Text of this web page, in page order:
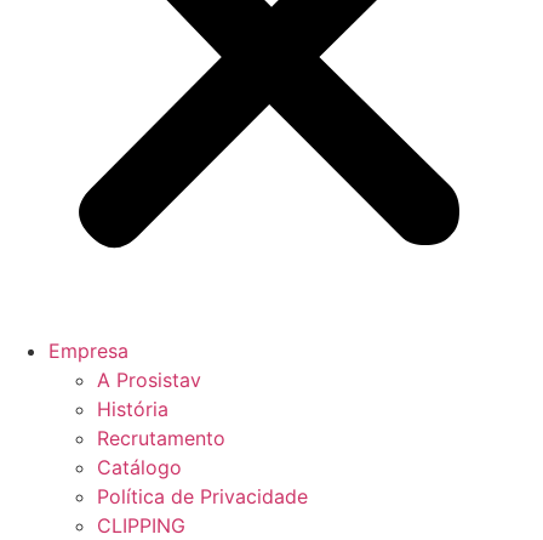
Empresa
A Prosistav
História
Recrutamento
Catálogo
Política de Privacidade
CLIPPING